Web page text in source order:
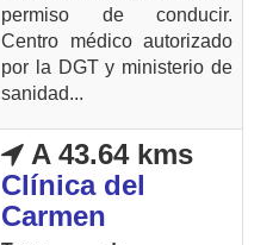
permiso de conducir.
Centro médico autorizado
por la DGT y ministerio de
sanidad...
A 43.64 kms
Clínica del
Carmen